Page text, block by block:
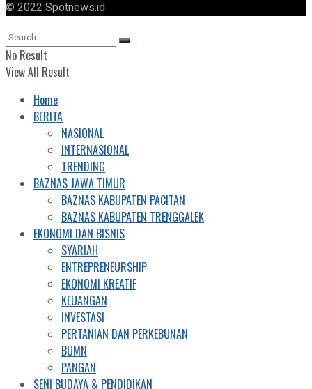
© 2022 Spotnews.id
No Result
View All Result
Home
BERITA
NASIONAL
INTERNASIONAL
TRENDING
BAZNAS JAWA TIMUR
BAZNAS KABUPATEN PACITAN
BAZNAS KABUPATEN TRENGGALEK
EKONOMI DAN BISNIS
SYARIAH
ENTREPRENEURSHIP
EKONOMI KREATIF
KEUANGAN
INVESTASI
PERTANIAN DAN PERKEBUNAN
BUMN
PANGAN
SENI BUDAYA & PENDIDIKAN